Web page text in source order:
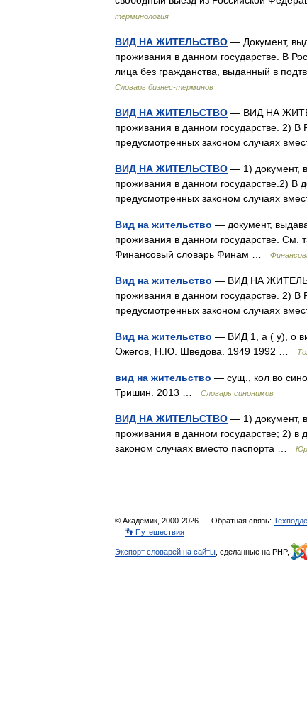
терминология
ВИД НА ЖИТЕЛЬСТВО — Документ,
проживания в данном государстве. В
лица без гражданства, выданный в
Словарь бизнес-терминов
ВИД НА ЖИТЕЛЬСТВО — ВИД НА
проживания в данном государстве. 2) В
предусмотренных законом случаях
ВИД НА ЖИТЕЛЬСТВО — 1) документ,
проживания в данном государстве.2) В
предусмотренных законом случаях
Вид на жительство — документ,
проживания в данном государстве.
Финансовый словарь Финам …
Вид на жительство — ВИД НА
проживания в данном государстве. 2) В
предусмотренных законом случаях
Вид на жительство — ВИД 1, а ( у), о
Ожегов, Н.Ю. Шведова. 1949 1992 …
вид на жительство — сущ., кол во
Тришин. 2013 …
Словарь синонимов
ВИД НА ЖИТЕЛЬСТВО — 1) документ,
проживания в данном государстве; 2)
законом случаях вместо паспорта …
© Академик, 2000-2026 Обратная связь:
👣 Путешествия
Экспорт словарей на сайты , сделанные на PHP,